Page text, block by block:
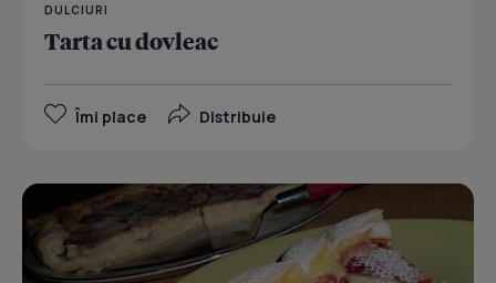
DULCIURI
Tarta cu dovleac
Îmi place Distribuie